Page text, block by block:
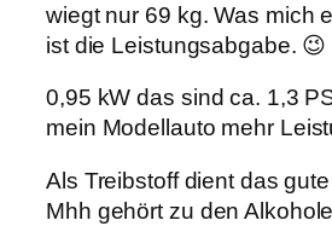
wiegt nur 69 kg. Was mich
ist die Leistungsabgabe. 😉
0,95 kW das sind ca. 1,3
mein Modellauto mehr
Als Treibstoff dient das
Mhh gehört zu den